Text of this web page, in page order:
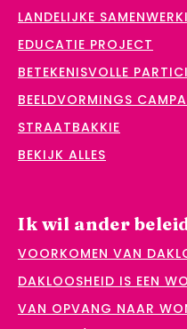
LANDELIJKE
EDUCATIE PROJECT
BETEKENISVOLLE
BEELDVORMINGS
STRAATBAKKIE
BEKIJK ALLES
Ik wil ander
VOORKOMEN VAN
DAKLOOSHEID IS EEN
VAN OPVANG NAAR